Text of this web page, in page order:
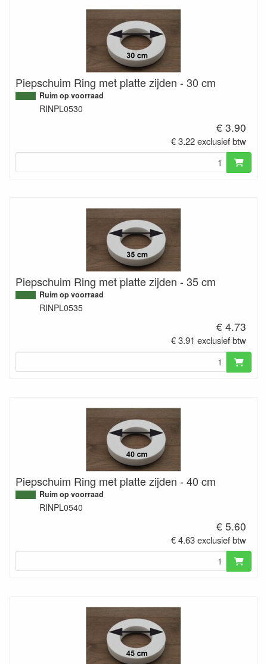
Piepschuim Ring met platte zijden - 30 cm
Ruim op voorraad
RINPL0530
€ 3.90
€ 3.22 exclusief btw
Piepschuim Ring met platte zijden - 35 cm
Ruim op voorraad
RINPL0535
€ 4.73
€ 3.91 exclusief btw
Piepschuim Ring met platte zijden - 40 cm
Ruim op voorraad
RINPL0540
€ 5.60
€ 4.63 exclusief btw